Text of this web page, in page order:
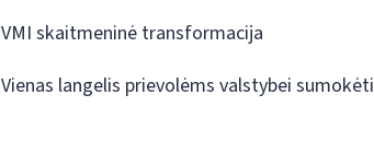
VMI skaitmeninė transformacija
Vienas langelis prievolėms valstybei sumokėti